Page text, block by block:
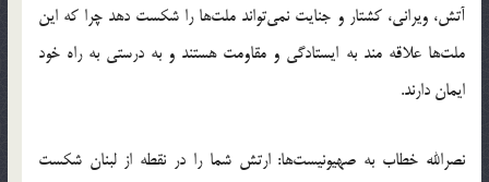
آتش، ویرانی، کشتار و جنایت نمی‌تواند ملت‌ها را شکست دهد چرا که این
ملت‌ها علاقه مند به ایستادگی و مقاومت هستند و به درستی به راه خود
ایمان دارند‬‎.
نصرالله خطاب به صهیونیست‌ها: ارتش شما را در نقطه از لبنان شکست